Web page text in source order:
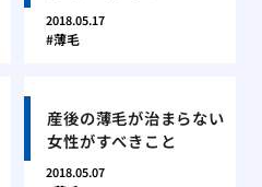
2018.05.17
薄毛
産後の薄毛が治まらない
女性がすべきこと
2018.05.07